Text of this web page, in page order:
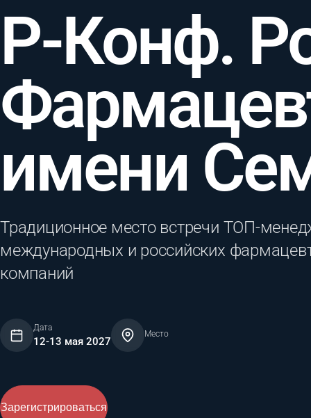
Р-Конф.
имени
Традиционное место встречи ТОП-
международных и российских
компаний
Дата
12-13 мая 2027
Место
Зарегистрироваться